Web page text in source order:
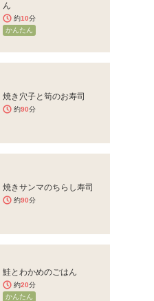
ん
約10分
かんたん
焼き穴子と筍のお寿司
約90分
焼きサンマのちらし寿司
約90分
鮭とわかめのごはん
約20分
かんたん